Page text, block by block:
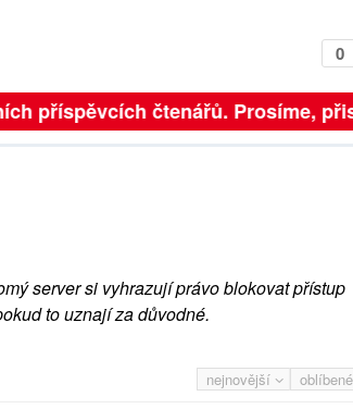
0
příspěvcích čtenářů. Prosíme,
server si vyhrazují právo blokovat přístup
to uznají za důvodné.
nejnovější oblíbené